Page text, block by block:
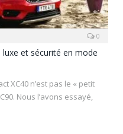
0
luxe et sécurité en mode
XC40 n’est pas le « petit
Nous l’avons essayé,